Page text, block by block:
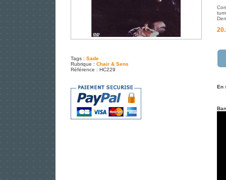
Tags : Sade
Rubrique : Chair & Sens
Référence : HC229
En